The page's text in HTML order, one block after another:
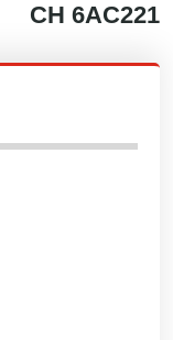
CH 6AC221